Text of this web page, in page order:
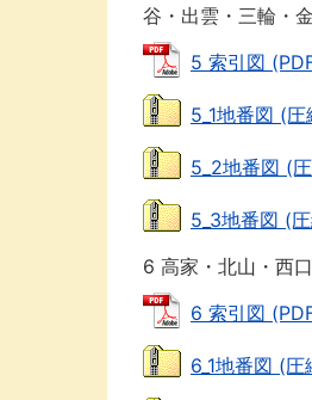
谷・出雲・三輪・
5 索引図
5_1地番図 (
5_2地番図 (
5_3地番図 (
6 高家・北山・西
6 索引図
6_1地番図 (